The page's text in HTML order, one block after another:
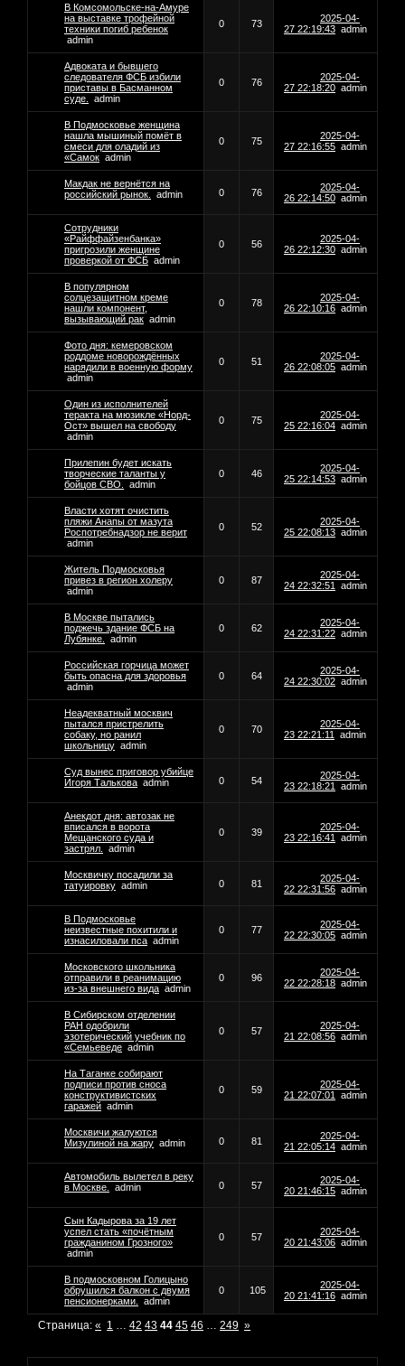
В Комсомольске-на-Амуре
на выставке трофейной
техники погиб ребенок
admin
0 73
2025-04-
27 22:19:43 admin
Адвоката и бывшего
следователя ФСБ избили
приставы в Басманном
суде.
admin
0 76
2025-04-
27 22:18:20 admin
В Подмосковье женщина
нашла мышиный помёт в
смеси для оладий из
«Самок admin
0 75
2025-04-
27 22:16:55 admin
Макдак не вернётся на
российский рынок.
admin 0 76
2025-04-
26 22:14:50 admin
Сотрудники
«Райффайзенбанка»
пригрозили женщине
проверкой от ФСБ admin
0 56
2025-04-
26 22:12:30 admin
В популярном
солцезащитном креме
нашли компонент,
вызывающий рак admin
0 78
2025-04-
26 22:10:16 admin
Фото дня: кемеровском
роддоме новорождённых
нарядили в военную форму
admin
0 51
2025-04-
26 22:08:05 admin
Один из исполнителей
теракта на мюзикле «Норд-
Ост» вышел на свободу
admin
0 75
2025-04-
25 22:16:04 admin
Прилепин будет искать
творческие таланты у
бойцов СВО.
admin
0 46
2025-04-
25 22:14:53 admin
Власти хотят очистить
пляжи Анапы от мазута
Роспотребнадзор не верит
admin
0 52
2025-04-
25 22:08:13 admin
Житель Подмосковья
привез в регион холеру
admin
0 87
2025-04-
24 22:32:51
admin
В Москве пытались
поджечь здание ФСБ на
Лубянке.
admin
0 62
2025-04-
24 22:31:22 admin
Российская горчица может
быть опасна для здоровья
admin
0 64
2025-04-
24 22:30:02 admin
Неадекватный москвич
пытался пристрелить
собаку, но ранил
школьницу admin
0 70
2025-04-
23 22:21:11
admin
Суд вынес приговор убийце
Игоря Талькова admin 0 54
2025-04-
23 22:18:21
admin
Анекдот дня: автозак не
вписался в ворота
Мещанского суда и
застрял.
admin
0 39
2025-04-
23 22:16:41
admin
Москвичку посадили за
татуировку admin 0 81
2025-04-
22 22:31:56 admin
В Подмосковье
неизвестные похитили и
изнасиловали пса admin
0 77
2025-04-
22 22:30:05 admin
Московского школьника
отправили в реанимацию
из-за внешнего вида admin
0 96
2025-04-
22 22:28:18 admin
В Сибирском отделении
РАН одобрили
эзотерический учебник по
«Семьеведе admin
0 57
2025-04-
21 22:08:56 admin
На Таганке собирают
подписи против сноса
конструктивистских
гаражей admin
0 59
2025-04-
21 22:07:01
admin
Москвичи жалуются
Мизулиной на жару admin 0 81
2025-04-
21 22:05:14 admin
Автомобиль вылетел в реку
в Москве.
admin 0 57
2025-04-
20 21:46:15 admin
Сын Кадырова за 19 лет
успел стать «почётным
гражданином Грозного»
admin
0 57
2025-04-
20 21:43:06 admin
В подмосковном Голицыно
обрушился балкон с двумя
пенсионерками.
admin
0 105
2025-04-
20 21:41:16 admin
Страница:« 1 … 42 43 44 45 46 … 249 »